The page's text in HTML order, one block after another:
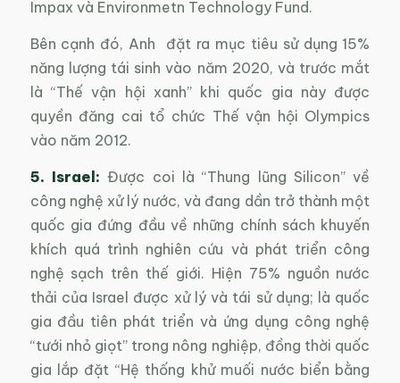
Impax và Environmetn Technology Fund.
Bên cạnh đó, Anh đặt ra mục tiêu sử dụng 15%
năng lượng tái sinh vào năm 2020, và trước mắt
là “Thế vận hội xanh” khi quốc gia này được
quyền đăng cai tổ chức Thế vận hội Olympics
vào năm 2012.
5. Israel: Được coi là “Thung lũng Silicon” về
công nghệ xử lý nước, và đang dần trở thành một
quốc gia đứng đầu về những chính sách khuyến
khích quá trình nghiên cứu và phát triển công
nghệ sạch trên thế giới. Hiện 75% nguồn nước
thải của Israel được xử lý và tái sử dụng; là quốc
gia đầu tiên phát triển và ứng dụng công nghệ
“tưới nhỏ giọt” trong nông nghiệp, đồng thời quốc
gia lắp đặt “Hệ thống khử muối nước biển bằng